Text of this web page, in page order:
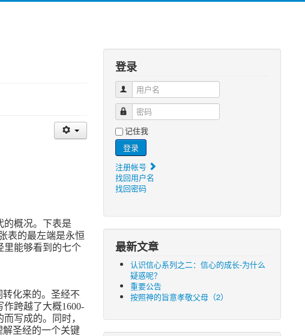
的概况。下表是
表的最左端是永恒
里能够看到的七个
转化来的。圣经不
作跨越了大概1600-
写成的。同时，
圣经的一个关键
登录
用户名
密码
记住我
登录
注册帐号
找回用户名
找回密码
最新文章
认识信心系列之二：信心的成长-为什么
疑惑呢？
重要公告
按照神的旨意孝敬父母（2）